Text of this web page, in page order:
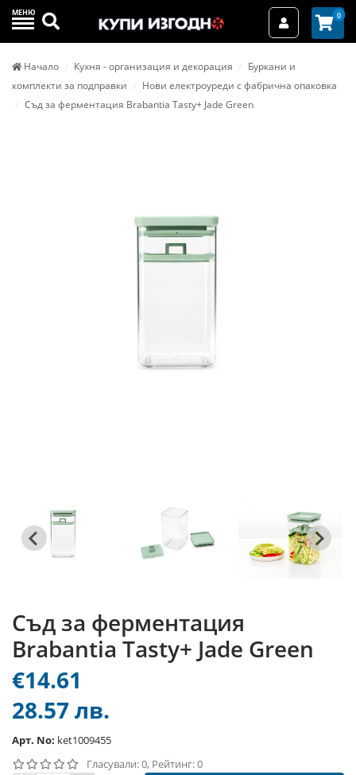
МЕНЮ Търси Вход / 0
Начало Кухня - организация и декорация
Буркани и
комплекти за подправки
Нови електроуреди с фабрична опаковка
Съд за ферментация Brabantia Tasty+ Jade Green
Съд за ферментация
Brabantia Tasty+ Jade Green
€14.61
28.57 лв.
Арт. No: ket1009455
Гласували: 0, Рейтинг: 0